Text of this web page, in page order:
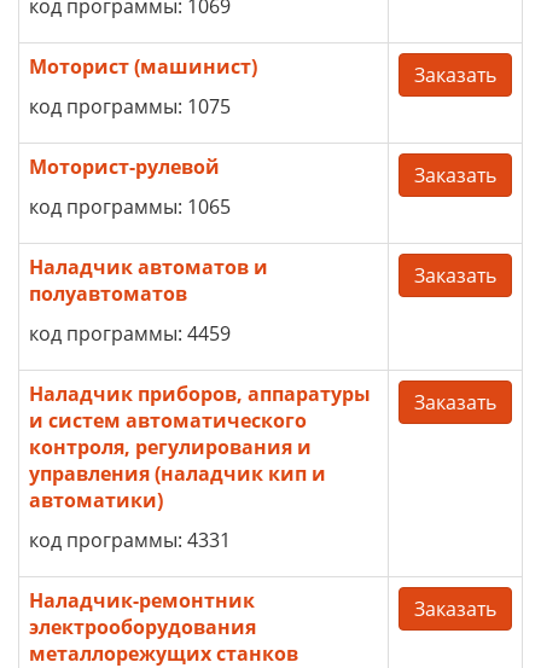
код программы: 1069
Моторист (машинист)
код программы: 1075
Заказать
Моторист-рулевой
код программы: 1065
Заказать
Наладчик автоматов и
полуавтоматов
код программы: 4459
Заказать
Наладчик приборов, аппаратуры
и систем автоматического
контроля, регулирования и
управления (наладчик кип и
автоматики)
код программы: 4331
Заказать
Наладчик-ремонтник
электрооборудования
металлорежущих станков
Заказать